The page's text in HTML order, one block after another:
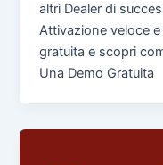
altri Dealer di
Attivazione veloce
gratuita e scopri
Una Demo Gratuita